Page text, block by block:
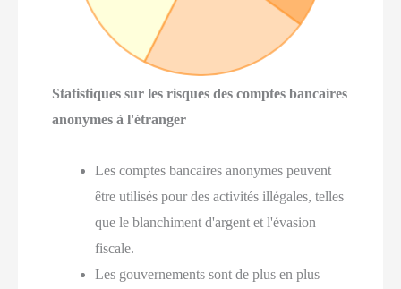
Statistiques sur les risques des comptes bancaires
anonymes à l'étranger
Les comptes bancaires anonymes peuvent
être utilisés pour des activités illégales, telles
que le blanchiment d'argent et l'évasion
fiscale.
Les gouvernements sont de plus en plus